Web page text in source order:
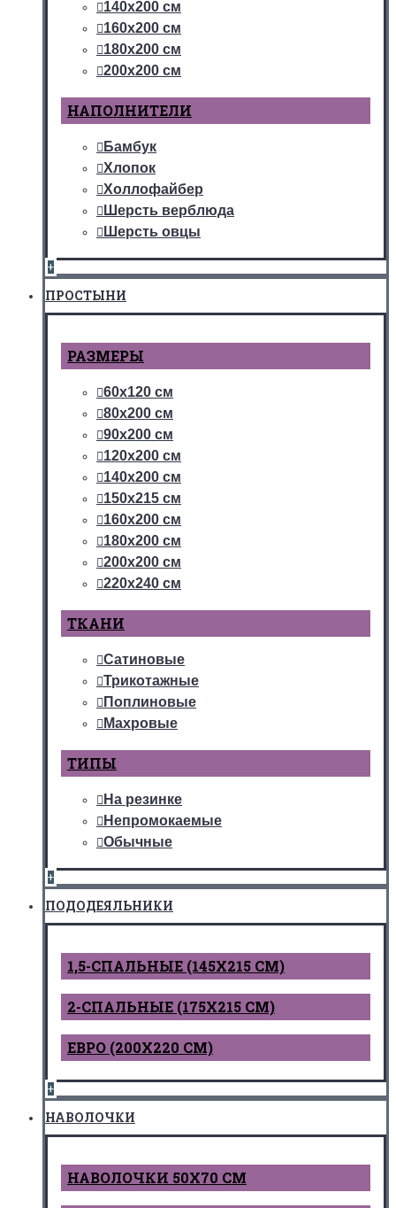
140х200 см
160х200 см
180х200 см
200х200 см
НАПОЛНИТЕЛИ
Бамбук
Хлопок
Холлофайбер
Шерсть верблюда
Шерсть овцы
+
ПРОСТЫНИ
РАЗМЕРЫ
60х120 см
80х200 см
90х200 см
120х200 см
140х200 см
150х215 см
160х200 см
180х200 см
200х200 см
220х240 см
ТКАНИ
Сатиновые
Трикотажные
Поплиновые
Махровые
ТИПЫ
На резинке
Непромокаемые
Обычные
+
ПОДОДЕЯЛЬНИКИ
1,5-СПАЛЬНЫЕ (145Х215 СМ)
2-СПАЛЬНЫЕ (175Х215 СМ)
ЕВРО (200Х220 СМ)
+
НАВОЛОЧКИ
НАВОЛОЧКИ 50Х70 СМ